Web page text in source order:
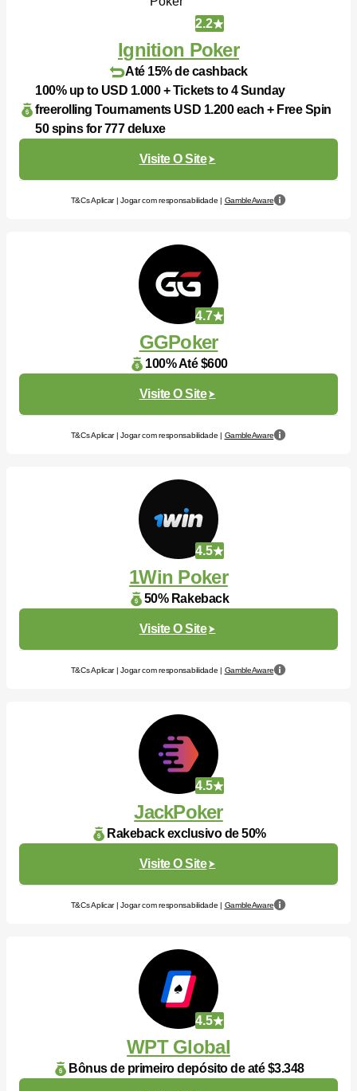
2.2
Ignition Poker
Até 15% de cashback
100% up to USD 1.000 + Tickets to 4 Sunday
freerolling Tournaments USD 1.200 each + Free Spin
50 spins for 777 deluxe
Visite O Site
T&Cs Aplicar | Jogar com responsabilidade | GambleAware
4.7
GGPoker
100% Até $600
Visite O Site
T&Cs Aplicar | Jogar com responsabilidade | GambleAware
4.5
1Win Poker
50% Rakeback
Visite O Site
T&Cs Aplicar | Jogar com responsabilidade | GambleAware
4.5
JackPoker
Rakeback exclusivo de 50%
Visite O Site
T&Cs Aplicar | Jogar com responsabilidade | GambleAware
4.5
WPT Global
Bônus de primeiro depósito de até $3.348